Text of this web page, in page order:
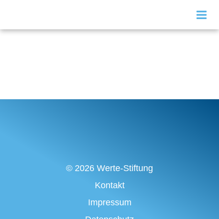
© 2026 Werte-Stiftung
Kontakt
Impressum